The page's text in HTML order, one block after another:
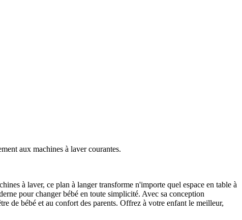
aux machines à laver courantes.
à laver, ce plan à langer transforme n'importe quel espace en table à
pour changer bébé en toute simplicité. Avec sa conception
de bébé et au confort des parents. Offrez à votre enfant le meilleur,